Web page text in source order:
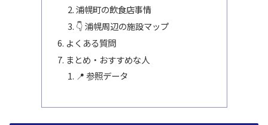
浦幌町の飲食店事情
👇 浦幌周辺の施設マップ
よくある質問
まとめ・おすすめな人
📍 参照データ